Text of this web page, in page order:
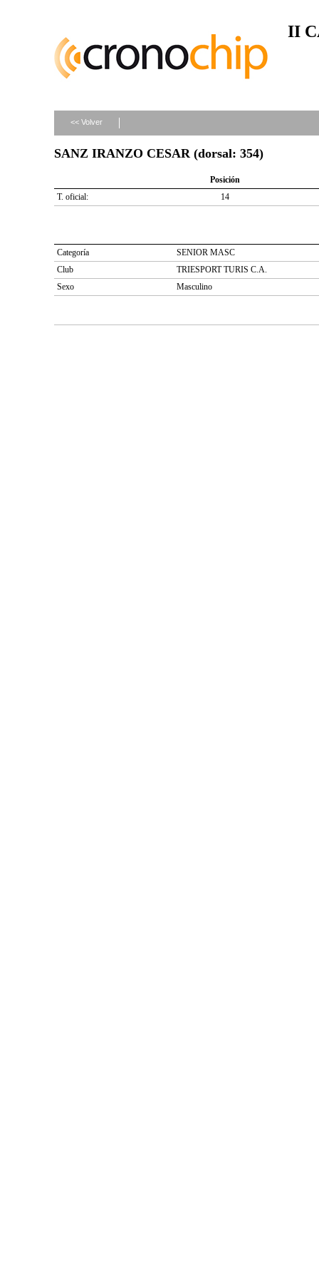
II
<< Volver
SANZ IRANZO CESAR (dorsal: 354)
Posición
T. oficial:
14
Categoría
SENIOR MASC
Club
TRIESPORT TURIS C.A.
Sexo
Masculino